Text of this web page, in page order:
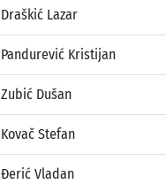
Draškić Lazar
Pandurević Kristijan
Zubić Dušan
Kovač Stefan
Đerić Vladan